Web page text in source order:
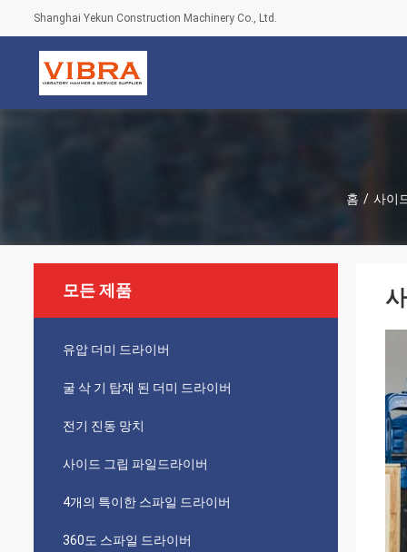
Shanghai Yekun Construction Machinery Co., Ltd.
홈 / 사이
모든 제품
유압 더미 드라이버
굴 삭 기 탑재 된 더미 드라이버
전기 진동 망치
사이드 그립 파일드라이버
4개의 특이한 스파일 드라이버
360도 스파일 드라이버